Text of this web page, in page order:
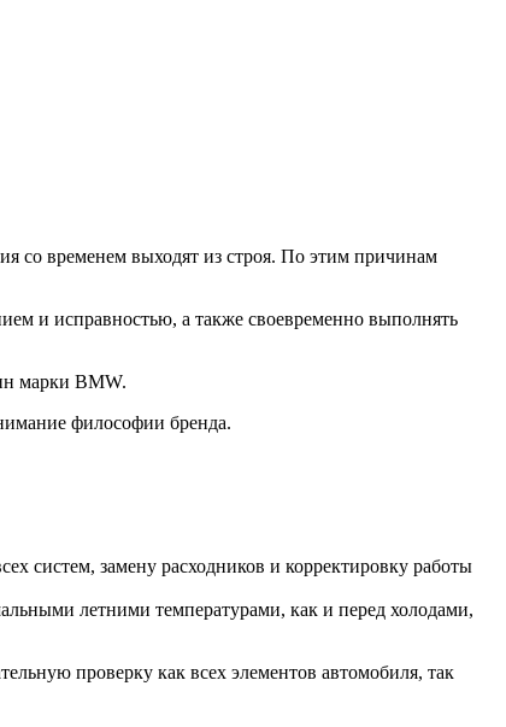
со временем выходят из строя. По этим причинам
и исправностью, а также своевременно выполнять
марки BMW.
философии бренда.
систем, замену расходников и корректировку работы
летними температурами, как и перед холодами,
проверку как всех элементов автомобиля, так